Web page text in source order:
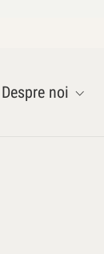
Despre noi